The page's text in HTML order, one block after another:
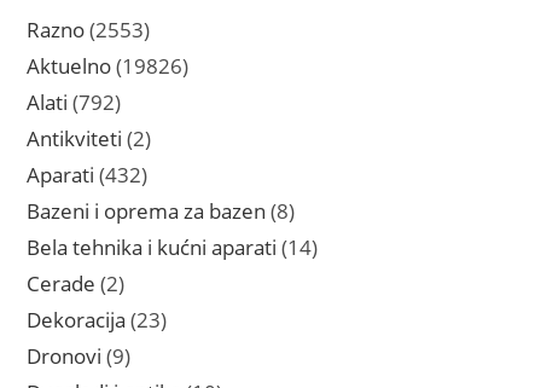
Razno 25532553
proizvoda
Aktuelno 1982619826
Alati 792792
proizvoda
Antikviteti 22
proizvoda
Aparati 432432
proizvoda
Bazeni i oprema za bazen 88
proizvoda
Bela tehnika i kućni aparati 1414
Cerade 22
proizvoda
Dekoracija 2323
Dronovi 99
proizvoda